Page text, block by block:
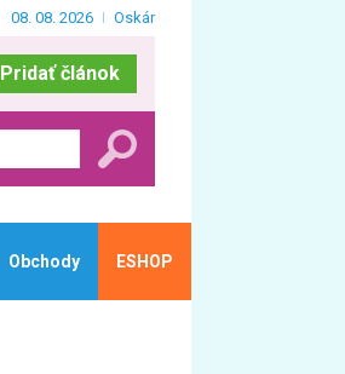
08. 08. 2026 Oskár
Pridať článok
Obchody ESHOP